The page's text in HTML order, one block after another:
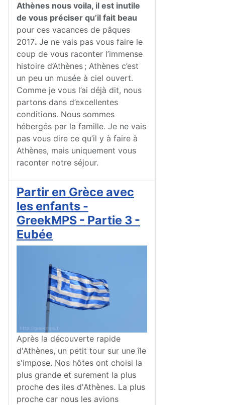
Athènes nous voila, il est inutile
de vous préciser qu’il fait beau
pour ces vacances de pâques
2017. Je ne vais pas vous faire le
coup de vous raconter l’immense
histoire d’Athènes ; Athènes c’est
un peu un musée à ciel ouvert.
Comme je vous l’ai déjà dit, nous
partons dans d’excellentes
conditions. Nous sommes
hébergés par la famille. Je ne vais
pas vous dire ce qu’il y à faire à
Athènes, mais uniquement vous
raconter notre séjour.
Partir en Grèce avec
les enfants -
GreekMPS - Partie 3 -
Eubée
Après la découverte rapide
d'Athènes, un petit tour sur une île
s'impose. Nos hôtes ont choisi la
plus grande et surement la plus
proche des iles d'Athènes. La plus
proche car nous les avions